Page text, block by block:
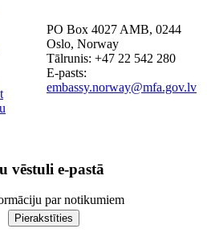
PO Box 4027 AMB, 0244
Oslo, Norway
Tālrunis: +47 22 542 280
E-pasts:
embassy.norway@mfa.gov.lv
vēstuli e-pastā
par notikumiem